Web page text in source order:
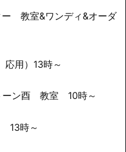
教室&ワンディ&オーダ
応用）13時～
ン酉 教室 10時～
13時～